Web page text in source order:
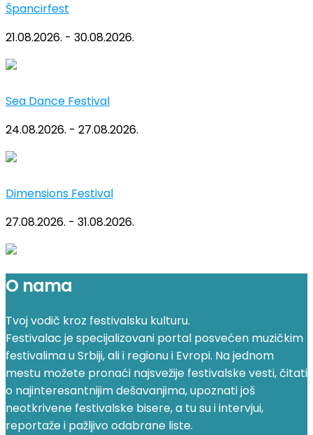
Špancirfest
21.08.2026. - 30.08.2026.
Sea Dance Festival
24.08.2026. - 27.08.2026.
Dimensions Festival
27.08.2026. - 31.08.2026.
O nama
Tvoj vodič kroz festivalsku kulturu.
Festivalac je specijalizovani portal posvećen muzičkim
festivalima u Srbiji, ali i regionu i Evropi. Na jednom
mestu možete pronaći najsvežije festivalske vesti, čitati
o najinteresantnijim dešavanjima, upoznati još
neotkrivene festivalske bisere, a tu su i intervjui,
reportaže i pažljivo odabrane liste.